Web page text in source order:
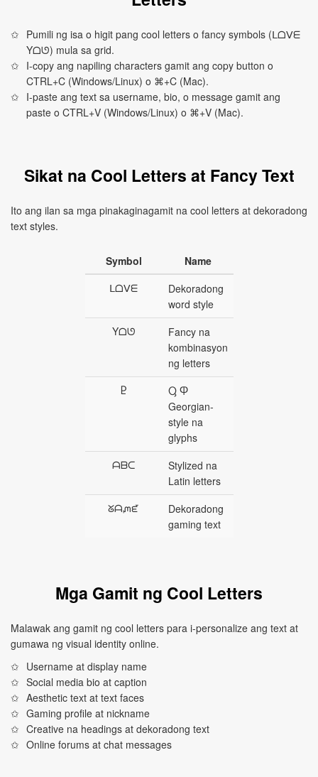
Pumili ng isa o higit pang cool letters o fancy symbols (ᒪᗝⅤᗴ
Yᗝᘎ) mula sa grid.
I-copy ang napiling characters gamit ang copy button o
CTRL+C (Windows/Linux) o ⌘+C (Mac).
I-paste ang text sa username, bio, o message gamit ang
paste o CTRL+V (Windows/Linux) o ⌘+V (Mac).
Sikat na Cool Letters at Fancy Text
Ito ang ilan sa mga pinakaginagamit na cool letters at dekoradong
text styles.
Symbol
Name
ᒪᗝⅤᗴ
Dekoradong
word style
Yᗝᘎ
Fancy na
kombinasyon
ng letters
Ⴒ
Ⴓ Ⴔ
Georgian-
style na
glyphs
ᗩᗷᑕ
Stylized na
Latin letters
ᘜᗩᘻᘿ
Dekoradong
gaming text
Mga Gamit ng Cool Letters
Malawak ang gamit ng cool letters para i-personalize ang text at
gumawa ng visual identity online.
Username at display name
Social media bio at caption
Aesthetic text at text faces
Gaming profile at nickname
Creative na headings at dekoradong text
Online forums at chat messages